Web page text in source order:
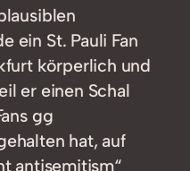
ein St. Pauli Fan
körperlich und
er einen Schal
gg
hat, auf
antisemitism“